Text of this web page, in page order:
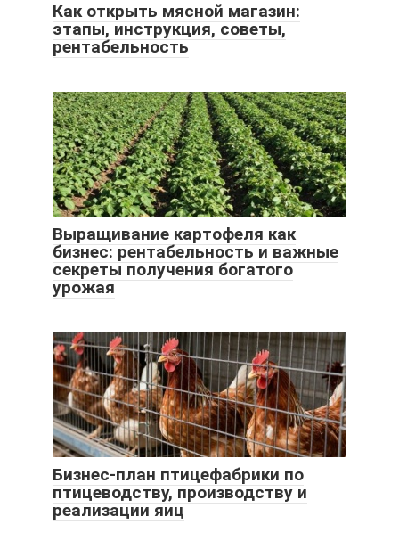
Как открыть мясной магазин:
этапы, инструкция, советы,
рентабельность
Выращивание картофеля как
бизнес: рентабельность и важные
секреты получения богатого
урожая
Бизнес-план птицефабрики по
птицеводству, производству и
реализации яиц